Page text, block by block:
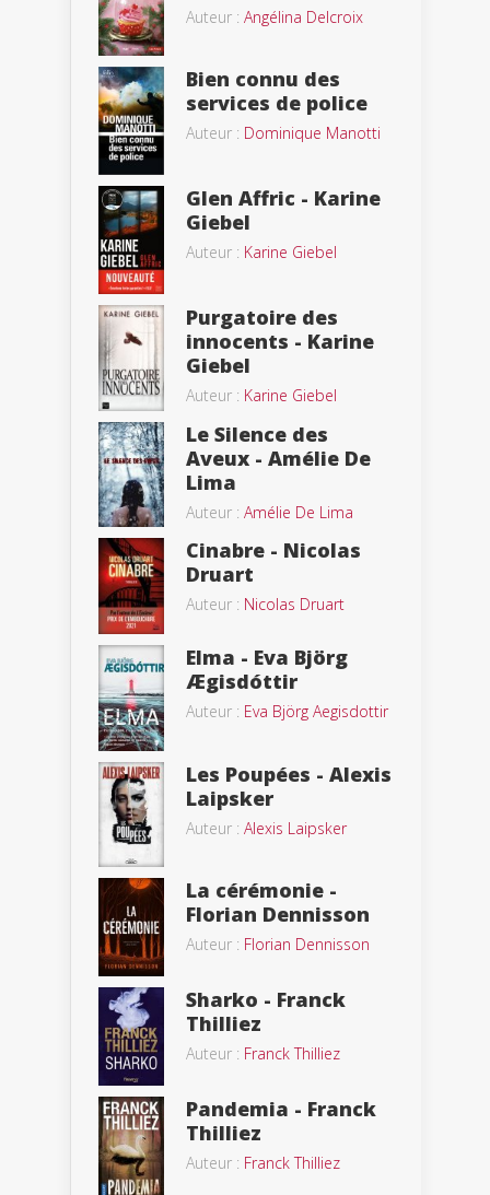
Auteur : Angélina Delcroix
Bien connu des
services de police
Auteur : Dominique Manotti
Glen Affric - Karine
Giebel
Auteur : Karine Giebel
Purgatoire des
innocents - Karine
Giebel
Auteur : Karine Giebel
Le Silence des
Aveux - Amélie De
Lima
Auteur : Amélie De Lima
Cinabre - Nicolas
Druart
Auteur : Nicolas Druart
Elma - Eva Björg
Ægisdóttir
Auteur : Eva Björg Aegisdottir
Les Poupées - Alexis
Laipsker
Auteur : Alexis Laipsker
La cérémonie -
Florian Dennisson
Auteur : Florian Dennisson
Sharko - Franck
Thilliez
Auteur : Franck Thilliez
Pandemia - Franck
Thilliez
Auteur : Franck Thilliez